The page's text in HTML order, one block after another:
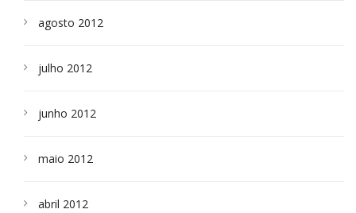
agosto 2012
julho 2012
junho 2012
maio 2012
abril 2012